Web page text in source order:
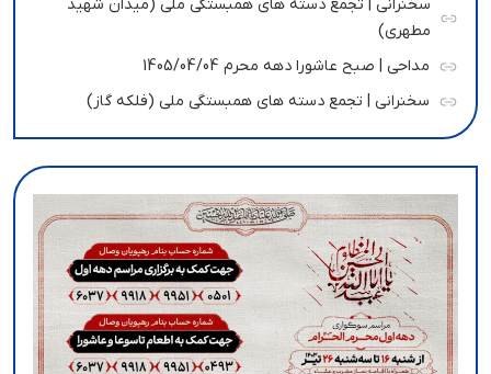
سخنرانی | تجمع دسته های همبستگی ملی (میدان شهید
مطهری)
مداحی | صبح عاشورا دهه محرم 1405/04/04
سخنرانی | تجمع دسته های همبستگی ملی (فلکه گاز)